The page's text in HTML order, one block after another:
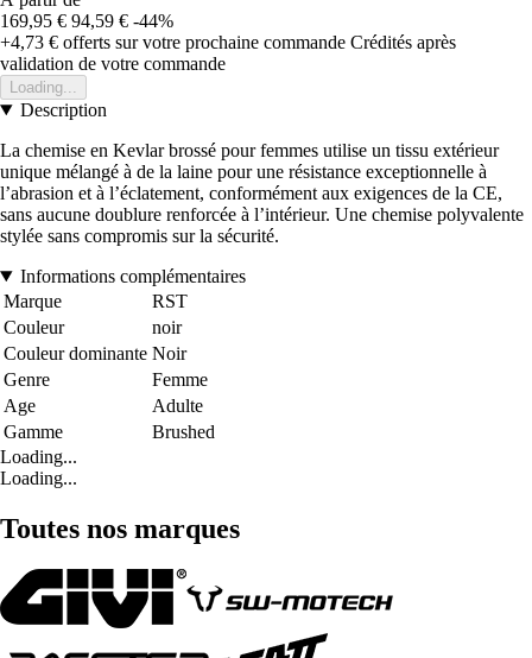
169,95 € 94,59 € -44%
+4,73 € offerts sur votre prochaine commande Crédités après
validation de votre commande
Loading...
Description
La chemise en Kevlar brossé pour femmes utilise un tissu extérieur
unique mélangé à de la laine pour une résistance exceptionnelle à
l’abrasion et à l’éclatement, conformément aux exigences de la CE,
sans aucune doublure renforcée à l’intérieur. Une chemise polyvalente
stylée sans compromis sur la sécurité.
Informations complémentaires
Marque
RST
Couleur
noir
Couleur dominante Noir
Genre
Femme
Age
Adulte
Gamme
Brushed
Loading...
Loading...
Toutes nos marques